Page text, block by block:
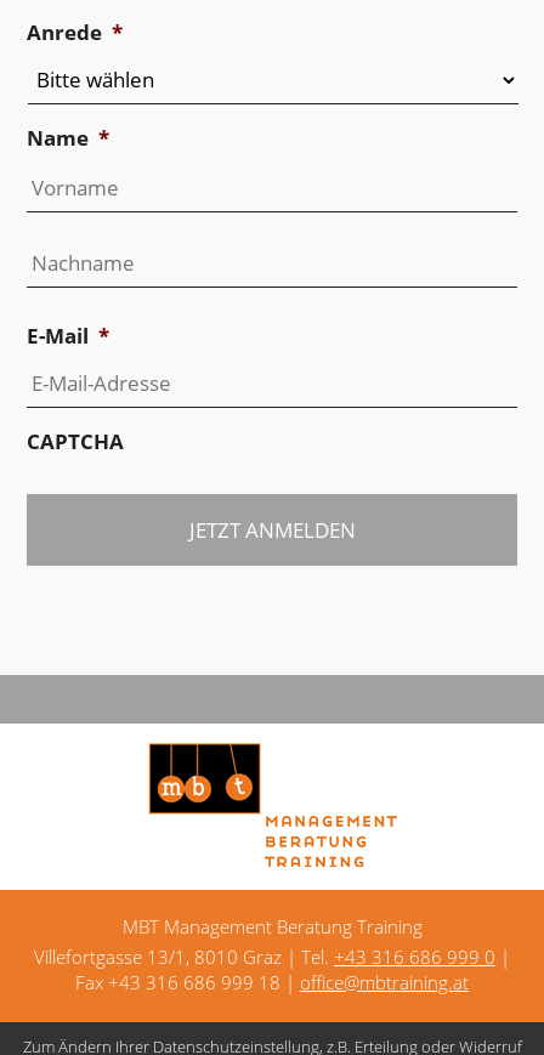
Anrede *
Name *
E-Mail *
CAPTCHA
MBT Management Beratung Training
Villefortgasse 13/1, 8010 Graz | Tel. +43 316 686 999 0 |
Fax +43 316 686 999 18 | office@mbtraining.at
Zum Ändern Ihrer Datenschutzeinstellung, z.B. Erteilung oder Widerruf